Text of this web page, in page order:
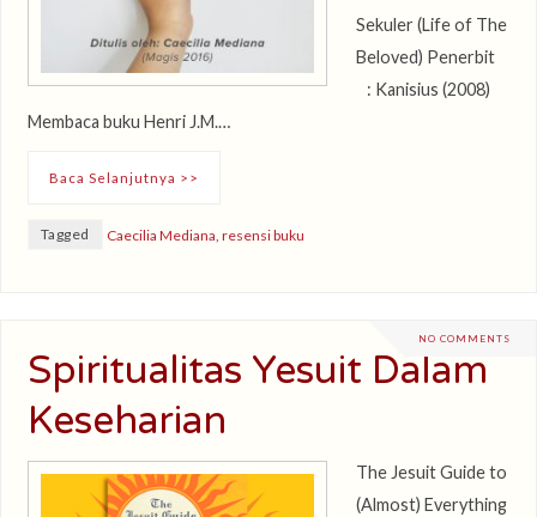
Sekuler (Life of The
Beloved) Penerbit
: Kanisius (2008)
Membaca buku Henri J.M.…
Baca Selanjutnya >>
Tagged Caecilia Mediana, resensi buku
NO COMMENTS
Spiritualitas Yesuit Dalam
Keseharian
The Jesuit Guide to
(Almost) Everything